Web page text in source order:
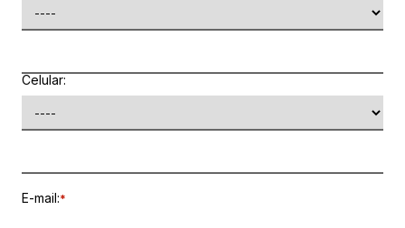
Celular:
E-mail:*